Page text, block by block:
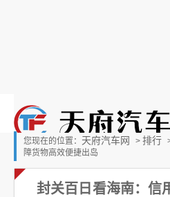
您现在的位置： 天府汽车网 > 排行
障货物高效便捷出岛
封关百日看海南：信